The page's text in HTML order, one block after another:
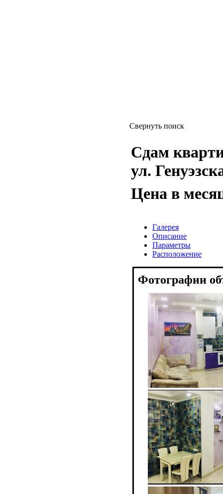
Свернуть поиск
Сдам
ул.
Цена в
Галерея
Описание
Параметры
Расположение
Фотографии